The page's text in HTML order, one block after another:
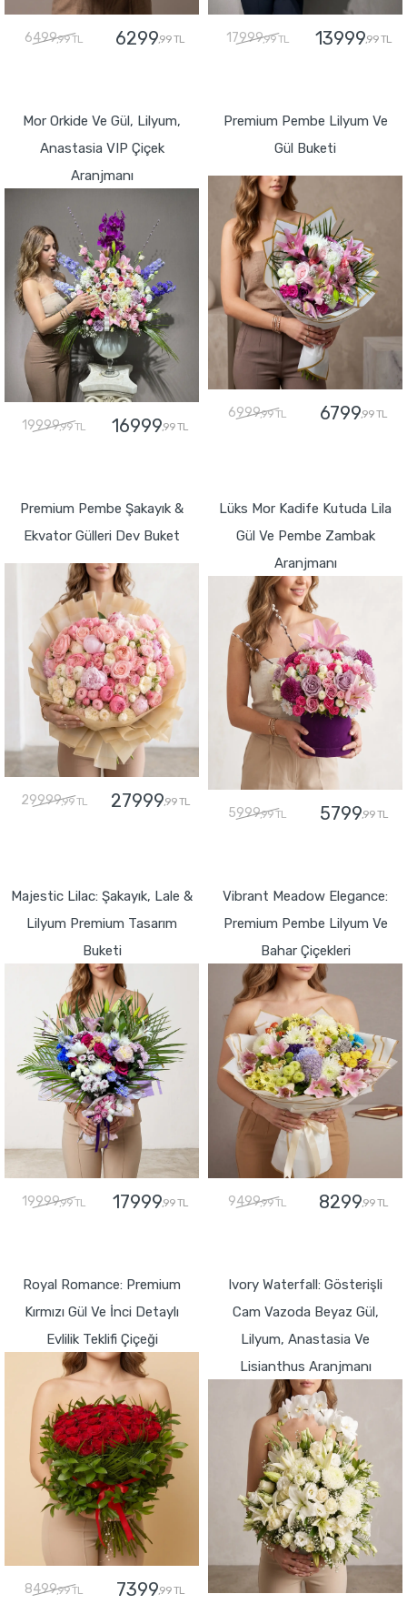
6499,99 TL 6299,99 TL 17999,99 TL 13999,99 TL
Mor Orkide Ve Gül, Lilyum,
Anastasia VIP Çiçek
Aranjmanı
19999,99 TL 16999,99 TL
Premium Pembe Lilyum Ve
Gül Buketi
6999,99 TL 6799,99 TL
Premium Pembe Şakayık &
Ekvator Gülleri Dev Buket
29999,99 TL 27999,99 TL
Lüks Mor Kadife Kutuda Lila
Gül Ve Pembe Zambak
Aranjmanı
5999,99 TL 5799,99 TL
Majestic Lilac: Şakayık, Lale &
Lilyum Premium Tasarım
Buketi
19999,99 TL 17999,99 TL
Vibrant Meadow Elegance:
Premium Pembe Lilyum Ve
Bahar Çiçekleri
9499,99 TL 8299,99 TL
Royal Romance: Premium
Kırmızı Gül Ve İnci Detaylı
Evlilik Teklifi Çiçeği
8499,99 TL 7399,99 TL
Ivory Waterfall: Gösterişli
Cam Vazoda Beyaz Gül,
Lilyum, Anastasia Ve
Lisianthus Aranjmanı